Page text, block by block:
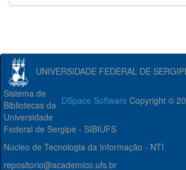
UNIVERSIDADE FEDERAL DE
DSpace Software Copyright ©
Sistema de
Bibliotecas da
Universidade
Federal de Sergipe - SIBIUFS
Núcleo de Tecnologia da Informação - NTI
repositorio@academico.ufs.br